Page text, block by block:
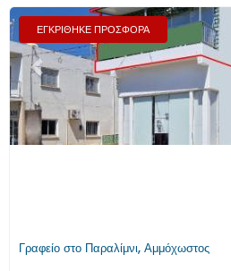
ΕΓΚΡΙΘΗΚΕ ΠΡΟΣΦΟΡΑ
Προηγούμενο
Γραφείο στο Παραλίμνι, Αμμόχωστος